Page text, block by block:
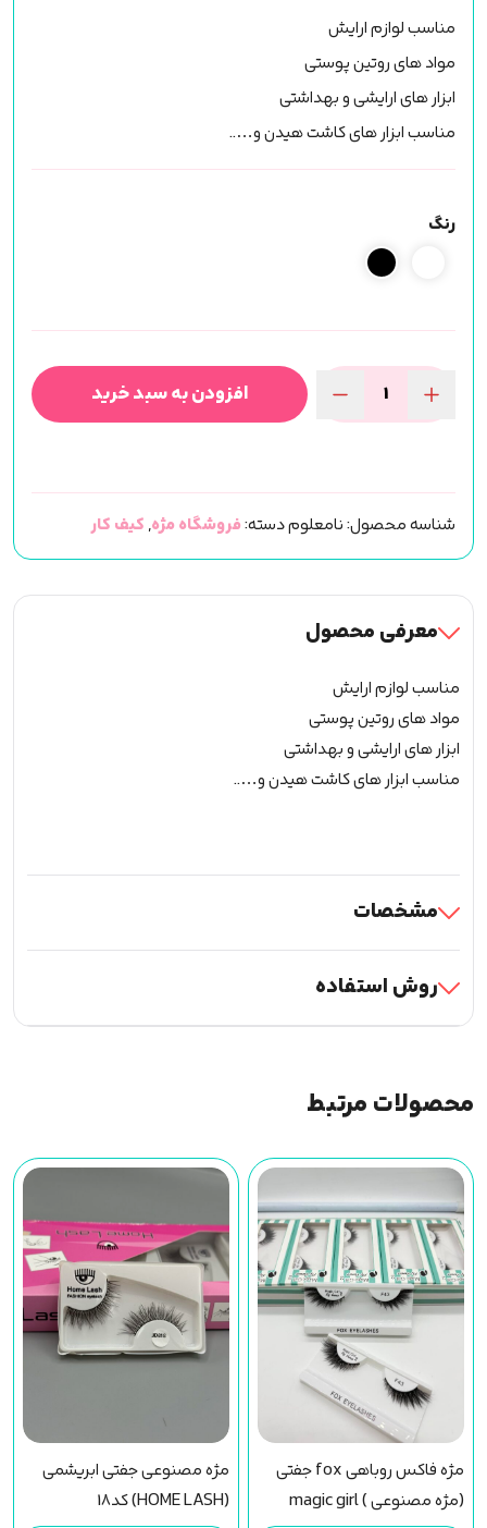
مناسب لوازم ارایش
مواد های روتین پوستی
ابزار های ارایشی و بهداشتی
مناسب ابزار های کاشت هیدن و…..
رنگ
کیف
(سایز
M)
عدد
افزودن به سبد خرید
شناسه محصول:نامعلومدسته:فروشگاه مژه, کیف کار
معرفی محصول
مناسب لوازم ارایش
مواد های روتین پوستی
ابزار های ارایشی و بهداشتی
مناسب ابزار های کاشت هیدن و…..
مشخصات
روش استفاده
محصولات مرتبط
مژه فاکس روباهی fox جفتی
(مژه مصنوعی ) magic girl
مژه مصنوعی جفتی ابریشمی
(HOME LASH) کد18